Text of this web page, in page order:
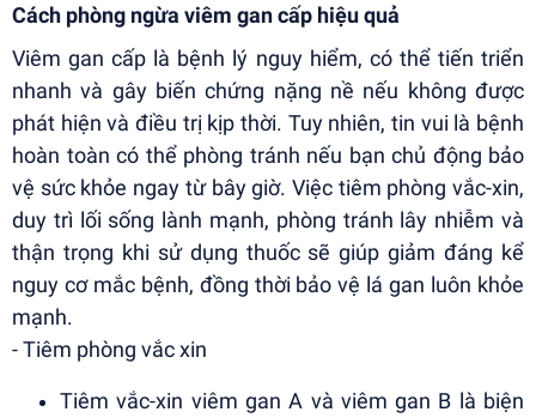
Cách phòng ngừa viêm gan cấp hiệu quả
Viêm gan cấp là bệnh lý nguy hiểm, có thể tiến triển
nhanh và gây biến chứng nặng nề nếu không được
phát hiện và điều trị kịp thời. Tuy nhiên, tin vui là bệnh
hoàn toàn có thể phòng tránh nếu bạn chủ động bảo
vệ sức khỏe ngay từ bây giờ. Việc tiêm phòng vắc-xin,
duy trì lối sống lành mạnh, phòng tránh lây nhiễm và
thận trọng khi sử dụng thuốc sẽ giúp giảm đáng kể
nguy cơ mắc bệnh, đồng thời bảo vệ lá gan luôn khỏe
mạnh.
- Tiêm phòng vắc xin
Tiêm vắc-xin viêm gan A và viêm gan B là biện